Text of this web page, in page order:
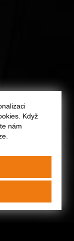
divadle
Když
nám